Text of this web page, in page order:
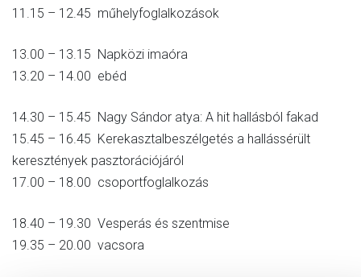
11.15 – 12.45 műhelyfoglalkozások
13.00 – 13.15 Napközi imaóra
13.20 – 14.00 ebéd
14.30 – 15.45 Nagy Sándor atya: A hit hallásból fakad
15.45 – 16.45 Kerekasztalbeszélgetés a hallássérült
keresztények pasztorációjáról
17.00 – 18.00 csoportfoglalkozás
18.40 – 19.30 Vesperás és szentmise
19.35 – 20.00 vacsora